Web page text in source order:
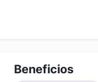
Beneficios